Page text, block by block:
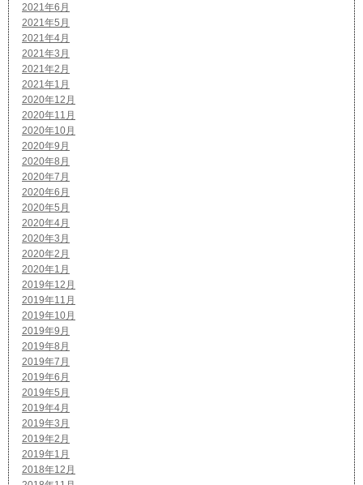
2021年6月
2021年5月
2021年4月
2021年3月
2021年2月
2021年1月
2020年12月
2020年11月
2020年10月
2020年9月
2020年8月
2020年7月
2020年6月
2020年5月
2020年4月
2020年3月
2020年2月
2020年1月
2019年12月
2019年11月
2019年10月
2019年9月
2019年8月
2019年7月
2019年6月
2019年5月
2019年4月
2019年3月
2019年2月
2019年1月
2018年12月